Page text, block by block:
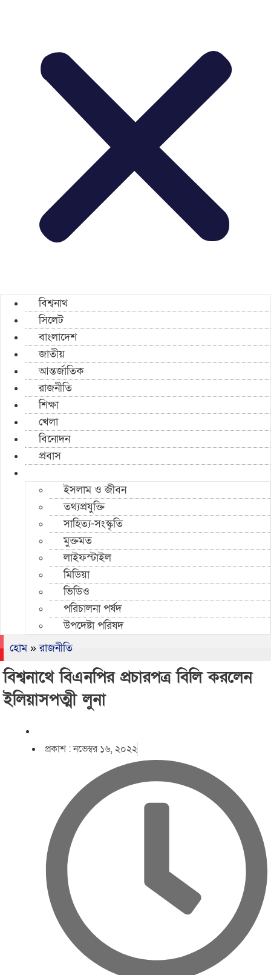
বিশ্বনাথ
সিলেট
বাংলাদেশ
জাতীয়
আন্তর্জাতিক
রাজনীতি
শিক্ষা
খেলা
বিনোদন
প্রবাস
ইসলাম ও জীবন
তথ্যপ্রযুক্তি
সাহিত্য-সংস্কৃতি
মুক্তমত
লাইফস্টাইল
মিডিয়া
ভিডিও
পরিচালনা পর্ষদ
উপদেষ্টা পরিষদ
হোম»রাজনীতি
বিশ্বনাথে বিএনপির প্রচারপত্র বিলি করলেন
ইলিয়াসপত্মী লুনা
প্রকাশ :নভেম্বর ১৬, ২০২২